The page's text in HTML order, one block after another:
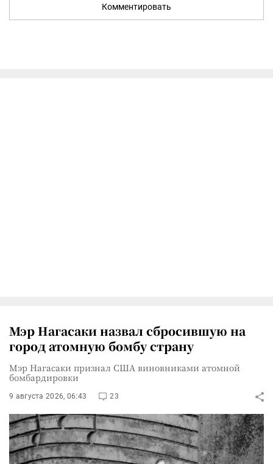
Комментировать
Мэр Нагасаки назвал сбросившую на
город атомную бомбу страну
Мэр Нагасаки признал США виновниками атомной
бомбардировки
9 августа 2026, 06:43 23